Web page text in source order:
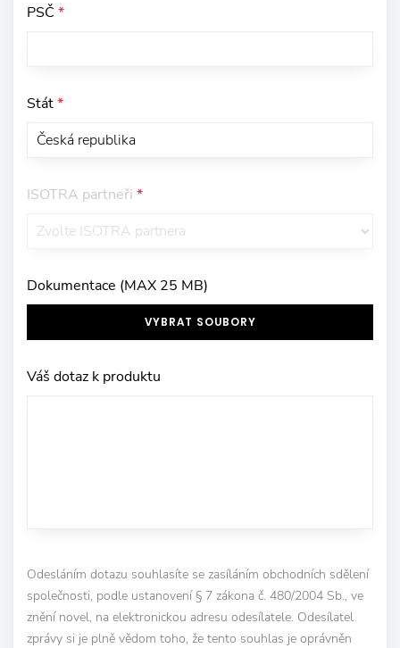
PSČ *
Stát*
ISOTRA partneři *
Dokumentace (MAX 25 MB)
VYBRAT SOUBORY
Váš dotaz k produktu
Odesláním dotazu souhlasíte se zasíláním obchodních sdělení
společnosti, podle ustanovení § 7 zákona č. 480/2004 Sb., ve
znění novel, na elektronickou adresu odesílatele. Odesílatel
zprávy si je plně vědom toho, že tento souhlas je oprávněn